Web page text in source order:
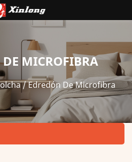
DE MICROFIBRA
/Edredón De Microfibra